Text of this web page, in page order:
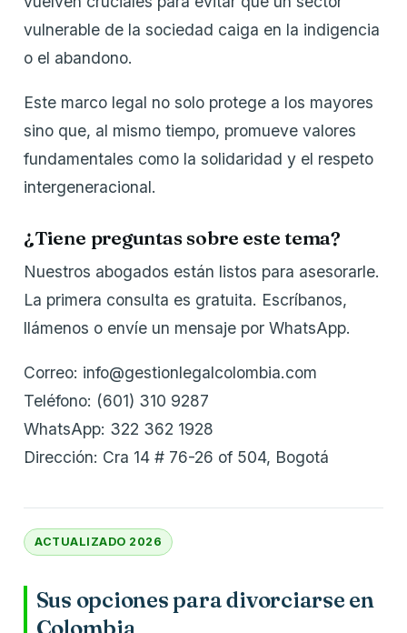
vulnerable de la sociedad caiga en la indigencia
o el abandono.
Este marco legal no solo protege a los mayores
sino que, al mismo tiempo, promueve valores
fundamentales como la solidaridad y el respeto
intergeneracional.
¿Tiene preguntas sobre este tema?
Nuestros abogados están listos para asesorarle.
La primera consulta es gratuita. Escríbanos,
llámenos o envíe un mensaje por WhatsApp.
Correo: info@gestionlegalcolombia.com
Teléfono: (601) 310 9287
WhatsApp: 322 362 1928
Dirección: Cra 14 # 76-26 of 504, Bogotá
ACTUALIZADO 2026
Sus opciones para divorciarse en